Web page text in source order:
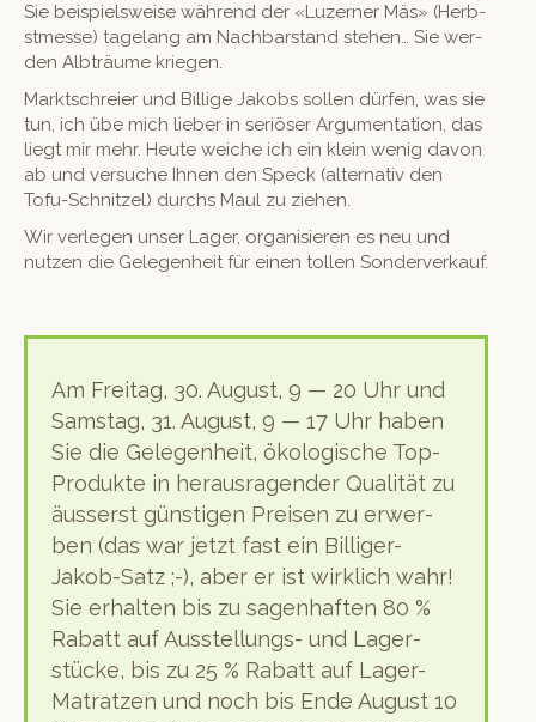
Sie beispiel­sweise während der «Luzern­er Mäs» (Herb­
stmesse) tage­lang am Nach­bar­stand ste­hen… Sie wer­
den Alb­träume kriegen.
Mark­tschreier und Bil­lige Jakobs sollen dür­fen, was sie
tun, ich übe mich lieber in ser­iös­er Argu­men­ta­tion, das
liegt mir mehr. Heute weiche ich ein klein wenig davon
ab und ver­suche Ihnen den Speck (alter­na­tiv den
Tofu-Schnitzel) durchs Maul zu ziehen.
Wir ver­legen unser Lager, organ­isieren es neu und
nutzen die Gele­gen­heit für einen tollen Sonderverkauf.
Am Fre­itag, 30. August, 9 — 20 Uhr und
Sam­stag, 31. August, 9 — 17 Uhr haben
Sie die Gele­gen­heit, ökol­o­gis­che Top-
Pro­duk­te in her­aus­ra­gen­der Qual­ität zu
äusserst gün­sti­gen Preisen zu erwer­
ben (das war jet­zt fast ein Bil­liger-
Jakob-Satz ;-), aber er ist wirk­lich wahr!
Sie erhal­ten bis zu sagen­haften 80 %
Rabatt auf Ausstel­lungs- und Lager­
stücke, bis zu 25 % Rabatt auf Lager-
Matratzen und noch bis Ende August 10